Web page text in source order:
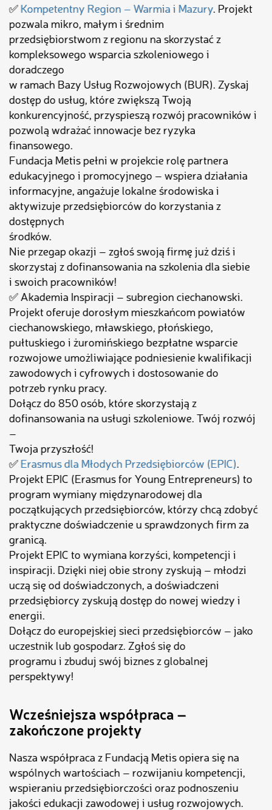
✅Kompetentny Region – Warmia i Mazury. Projekt
pozwala mikro, małym i średnim
przedsiębiorstwom z regionu na skorzystać z
kompleksowego wsparcia szkoleniowego i
doradczego
w ramach Bazy Usług Rozwojowych (BUR). Zyskaj
dostęp do usług, które zwiększą Twoją
konkurencyjność, przyspieszą rozwój pracowników i
pozwolą wdrażać innowacje bez ryzyka
finansowego.
Fundacja Metis pełni w projekcie rolę partnera
edukacyjnego i promocyjnego – wspiera działania
informacyjne, angażuje lokalne środowiska i
aktywizuje przedsiębiorców do korzystania z
dostępnych
środków.
Nie przegap okazji – zgłoś swoją firmę już dziś i
skorzystaj z dofinansowania na szkolenia dla siebie
i swoich pracowników!
✅ Akademia Inspiracji – subregion ciechanowski.
Projekt oferuje dorosłym mieszkańcom powiatów
ciechanowskiego, mławskiego, płońskiego,
pułtuskiego i żuromińskiego bezpłatne wsparcie
rozwojowe umożliwiające podniesienie kwalifikacji
zawodowych i cyfrowych i dostosowanie do
potrzeb rynku pracy.
Dołącz do 850 osób, które skorzystają z
dofinansowania na usługi szkoleniowe. Twój rozwój
–
Twoja przyszłość!
✅Erasmus dla Młodych Przedsiębiorców (EPIC).
Projekt EPIC (Erasmus for Young Entrepreneurs) to
program wymiany międzynarodowej dla
początkujących przedsiębiorców, którzy chcą zdobyć
praktyczne doświadczenie u sprawdzonych firm za
granicą.
Projekt EPIC to wymiana korzyści, kompetencji i
inspiracji. Dzięki niej obie strony zyskują – młodzi
uczą się od doświadczonych, a doświadczeni
przedsiębiorcy zyskują dostęp do nowej wiedzy i
energii.
Dołącz do europejskiej sieci przedsiębiorców – jako
uczestnik lub gospodarz. Zgłoś się do
programu i zbuduj swój biznes z globalnej
perspektywy!
Wcześniejsza współpraca –
zakończone projekty
Nasza współpraca z Fundacją Metis opiera się na
wspólnych wartościach – rozwijaniu kompetencji,
wspieraniu przedsiębiorczości oraz podnoszeniu
jakości edukacji zawodowej i usług rozwojowych.